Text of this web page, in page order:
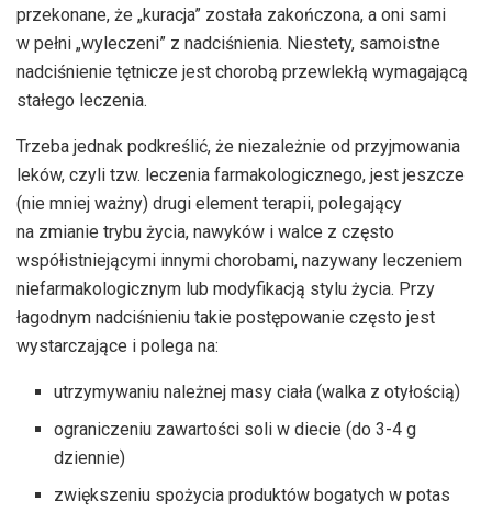
przekonane, że „kuracja” została zakończona, a oni sami
w pełni „wyleczeni” z nadciśnienia. Niestety, samoistne
nadciśnienie tętnicze jest chorobą przewlekłą wymagającą
stałego leczenia.
Trzeba jednak podkreślić, że niezależnie od przyjmowania
leków, czyli tzw. leczenia farmakologicznego, jest jeszcze
(nie mniej ważny) drugi element terapii, polegający
na zmianie trybu życia, nawyków i walce z często
współistniejącymi innymi chorobami, nazywany leczeniem
niefarmakologicznym lub modyfikacją stylu życia. Przy
łagodnym nadciśnieniu takie postępowanie często jest
wystarczające i polega na:
utrzymywaniu należnej masy ciała (walka z otyłością)
ograniczeniu zawartości soli w diecie (do 3-4 g
dziennie)
zwiększeniu spożycia produktów bogatych w potas